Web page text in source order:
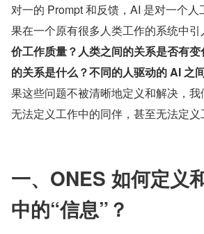
对一的 Prompt 和反馈，AI 是对一个
果在一个原有很多人类工作的系统中引
价工作质量？人类之间的关系是否有
的关系是什么？不同的人驱动的 AI 之
果这些问题不被清晰地定义和解决，我
无法定义工作中的同伴，甚至无法定义
一、ONES 如何定义
中的“信息”？